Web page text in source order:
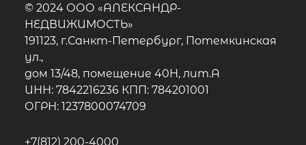
© 2024 ООО «АЛЕКСАНДР-
НЕДВИЖИМОСТЬ»
191123, г.Санкт-Петербург, Потемкинская
ул.,
дом 13/48, помещение 40Н, лит.А
ИНН: 7842216236 КПП: 784201001
ОГРН: 1237800074709
+7(812) 200-4000